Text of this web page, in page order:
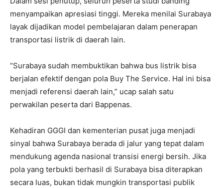
menyampaikan apresiasi tinggi. Mereka menilai Surabaya
layak dijadikan model pembelajaran dalam penerapan
transportasi listrik di daerah lain.
“Surabaya sudah membuktikan bahwa bus listrik bisa
berjalan efektif dengan pola Buy The Service. Hal ini bisa
menjadi referensi daerah lain,” ucap salah satu
perwakilan peserta dari Bappenas.
Kehadiran GGGI dan kementerian pusat juga menjadi
sinyal bahwa Surabaya berada di jalur yang tepat dalam
mendukung agenda nasional transisi energi bersih. Jika
pola yang terbukti berhasil di Surabaya bisa diterapkan
secara luas, bukan tidak mungkin transportasi publik